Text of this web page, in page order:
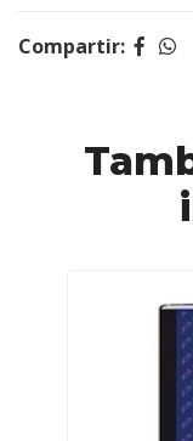
Compartir: